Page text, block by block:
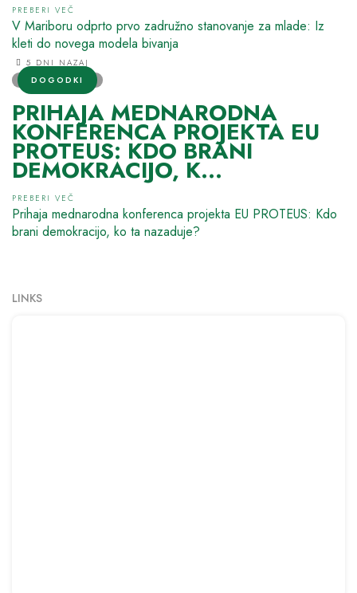
PREBERI VEČ
V Mariboru odprto prvo zadružno stanovanje za mlade: Iz
kleti do novega modela bivanja
5 DNI NAZAJ
DOGODKI
PRIHAJA MEDNARODNA
KONFERENCA PROJEKTA EU
PROTEUS: KDO BRANI
DEMOKRACIJO, K...
PREBERI VEČ
Prihaja mednarodna konferenca projekta EU PROTEUS: Kdo
brani demokracijo, ko ta nazaduje?
LINKS